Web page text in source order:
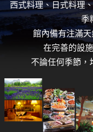
西式料理、日式料理
季
館內備有注滿天
在完善的設
不論任何季節，